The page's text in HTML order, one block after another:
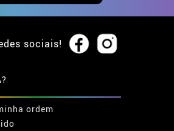
sociais!
ordem